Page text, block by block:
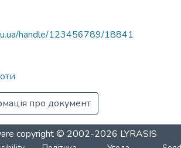
handle/123456789/18841
про документ
copyright © 2002-2026 LYRASIS